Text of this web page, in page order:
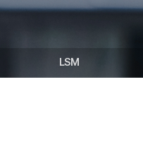
LSM